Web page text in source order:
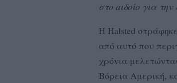
στο aιδοίο για
Η Halsted
από αυτό που
χρόνια
Βόρεια Αμερική,